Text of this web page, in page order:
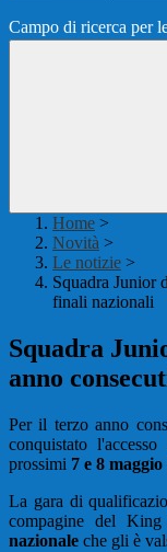
Campo di ricerca per
Home >
Novità >
Le notizie >
Squadra Junior
finali nazionali
Squadra
anno
Per il terzo anno
conquistato
prossimi 7 e 8 maggio
La gara di
compagine del
nazionale che gli è